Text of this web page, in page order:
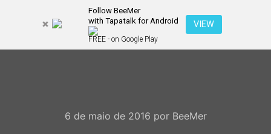
Follow BeeMer
with Tapatalk for Android
FREE - on Google Play
VIEW
6 de maio de 2016 por BeeMer